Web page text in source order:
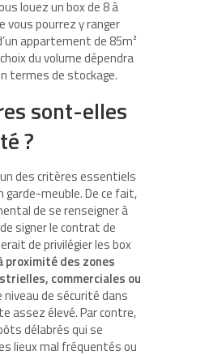
louez un box de 8 à
vous pourrez y ranger
appartement de 85m²
du volume dépendra
termes de stockage.
sont-elles
?
des critères essentiels
garde-meuble. De ce fait,
de se renseigner à
signer le contrat de
de privilégier les box
proximité des zones
commerciales ou
niveau de sécurité dans
assez élevé. Par contre,
délabrés qui se
lieux mal fréquentés ou